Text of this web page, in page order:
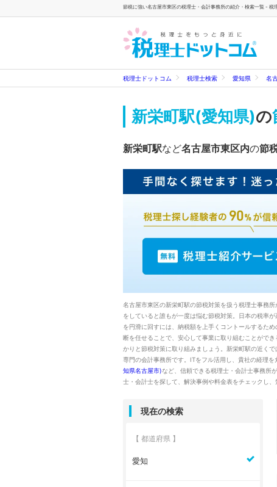
節税に強い名古屋市東区の税理士・会計事務所の紹介・検索一覧 - 税
税理士ドットコム 税理士検索 愛知県 名
新栄町駅(愛知県)の
新栄町駅など名古屋市東区内の節
名古屋市東区の新栄町駅の節税対策を扱う税理士事務
をしていると誰もが一度は悩む節税対策。日本の税率
を円滑に回すには、納税額を上手くコントールするた
断を任せることで、安心して事業に取り組むことがで
かりと節税対策に取り組みましょう。新栄町駅の近く
専門の会計事務所です。ITをフル活用し、貴社の経理を
知県名古屋市)など、信頼できる税理士・会計士事務所
士・会計士を探して、解決事例や料金表をチェックし、
現在の検索
【 都道府県 】
愛知